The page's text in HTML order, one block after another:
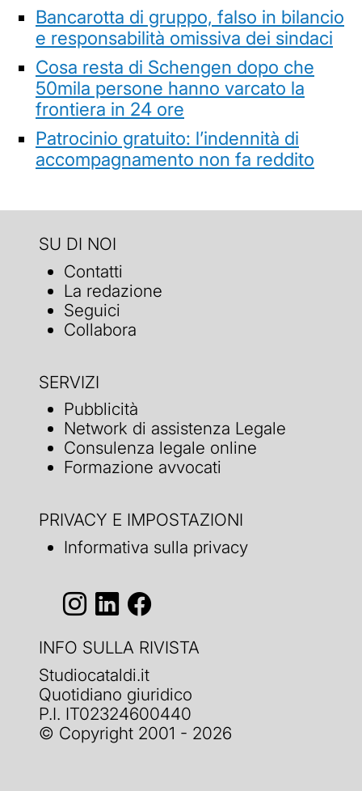
Bancarotta di gruppo, falso in bilancio
e responsabilità omissiva dei sindaci
Cosa resta di Schengen dopo che
50mila persone hanno varcato la
frontiera in 24 ore
Patrocinio gratuito: l’indennità di
accompagnamento non fa reddito
SU DI NOI
Contatti
La redazione
Seguici
Collabora
SERVIZI
Pubblicità
Network di assistenza Legale
Consulenza legale online
Formazione avvocati
PRIVACY E IMPOSTAZIONI
Informativa sulla privacy
INFO SULLA RIVISTA
Studiocataldi.it
Quotidiano giuridico
P.I. IT02324600440
© Copyright 2001 - 2026